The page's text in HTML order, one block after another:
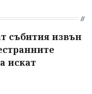
събития извън
искат